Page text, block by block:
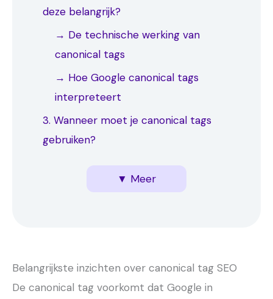
deze belangrijk?
→ De technische werking van
canonical tags
→ Hoe Google canonical tags
interpreteert
3. Wanneer moet je canonical tags
gebruiken?
verschillende CMS-systemen
▼ Meer
Belangrijkste inzichten over canonical tag SEO
De canonical tag voorkomt dat Google in